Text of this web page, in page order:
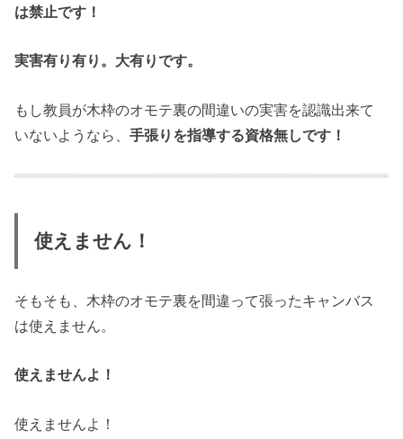
は禁止です！
実害有り有り。大有りです。
もし教員が木枠のオモテ裏の間違いの実害を認識出来て
いないようなら、手張りを指導する資格無しです！
使えません！
そもそも、木枠のオモテ裏を間違って張ったキャンバス
は使えません。
使えませんよ！
使えませんよ！